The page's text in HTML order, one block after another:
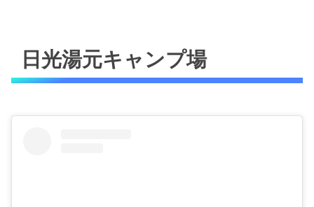
日光湯元キャンプ場